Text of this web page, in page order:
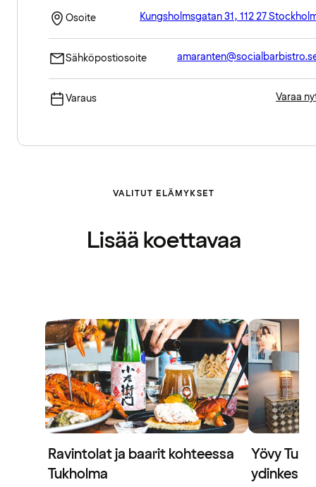
Osoite Kungsholmsgatan 31, 112 27
Sähköpostiosoite
Varaus Varaa
VALITUT ELÄMYKSET
Lisää koettavaa
Ravintolat ja baarit kohteessa
Tukholma
Yövy